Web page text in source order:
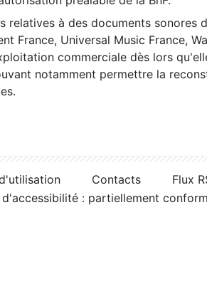
relatives à des documents sonores
France, Universal Music France,
commerciale dès lors
notamment permettre la
Contacts
Flux
: partiellement